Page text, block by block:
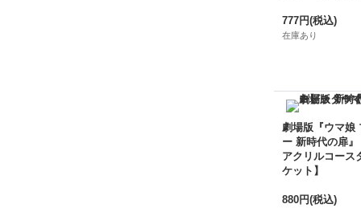
777円(税込)
在庫あり
劇場版『ウマ娘
ー 新時代の扉』
アクリルコース
ケット】
880円(税込)